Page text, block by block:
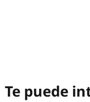
Te puede